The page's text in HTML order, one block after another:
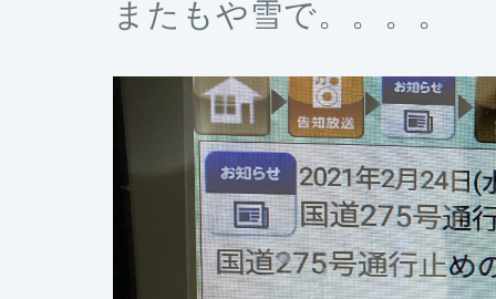
またもや雪で。。。。